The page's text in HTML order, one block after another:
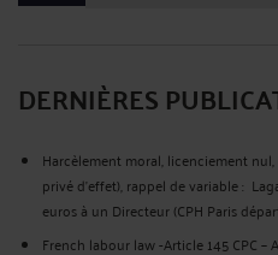
DERNIÈRES
Harcèlement moral, licenciement
privé d’effet), rappel de variable :
euros à un Directeur (CPH Paris
French labour law -Article 145 CPC